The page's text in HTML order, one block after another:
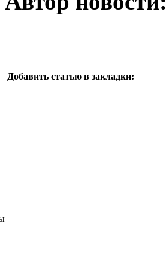
Добавить статью в закладки: